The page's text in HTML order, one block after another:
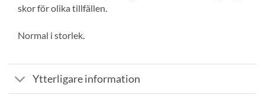
skorförolika tillfällen.
Normal i storlek.
Ytterligare information